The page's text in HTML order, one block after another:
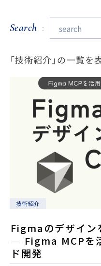
Search
「技術紹介」の一覧を
技術紹介
Figmaのデザイ
― Figma MCPを
ド開発